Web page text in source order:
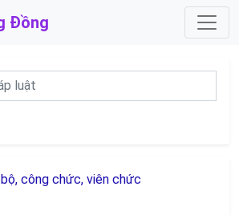
Đồng
bộ, công chức, viên chức